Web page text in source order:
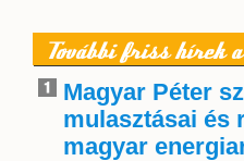
További friss hírek
Magyar Péter
mulasztásai és
magyar